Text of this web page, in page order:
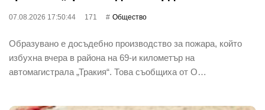
07.08.2026 17:50:44 171 Общество
Образувано е досъдебно производство за пожара, който
избухна вчера в района на 69-и километър на
автомагистрала „Тракия“. Това съобщиха от О…